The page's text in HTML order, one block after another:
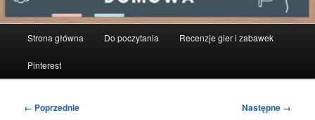
Strona główna Do poczytania Recenzje gier i zabawek
Pinterest
Nawigacja
← Poprzednie Następne →